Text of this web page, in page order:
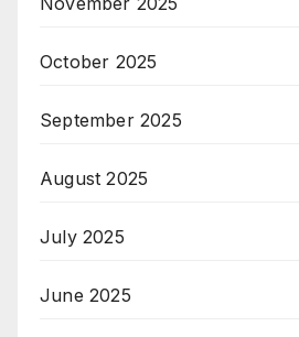
October 2025
September 2025
August 2025
July 2025
June 2025